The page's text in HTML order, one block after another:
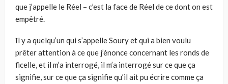
que j’appelle le Réel – c’est la face de Réel de ce dont on est
empêtré.
Ιl y a quelqu’un qui s’appelle Soury et qui a bien voulu
prêter attention à ce que j’énonce concernant les ronds de
ficelle, et il m’a interrogé, il m’a interrogé sur ce que ça
signifie, sur ce que ça signifie qu’il ait pu écrire comme ça